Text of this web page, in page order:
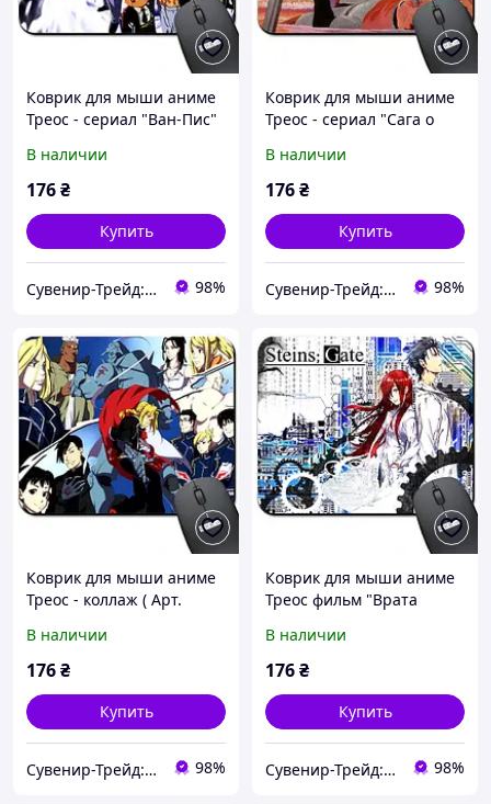
Коврик для мыши аниме
Треос - сериал "Ван-Пис"
В наличии
176₴
Купить
Сувенир-Трейд: изготовление и продажа сувенирной и печатной продукции. 98%
Коврик для мыши аниме
Треос - сериал "Сага о
( Арт. 938005 )
В наличии
176₴
Купить
Сувенир-Трейд: изготовление и продажа сувенирной и печатной продукции. 98%
Коврик для мыши аниме
Треос - коллаж ( Арт.
В наличии
176₴
Купить
Сувенир-Трейд: изготовление и продажа сувенирной и печатной продукции. 98%
Коврик для мыши аниме
Треос фильм "Врата
В наличии
176₴
Купить
Сувенир-Трейд: изготовление и продажа сувенирной и печатной продукции. 98%